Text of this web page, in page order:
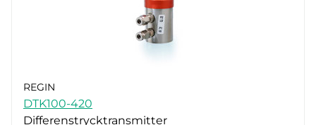
REGIN
DTK100-420
Differenstrycktransmitter